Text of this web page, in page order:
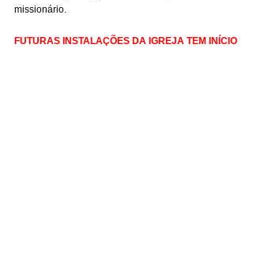
missionário.
FUTURAS INSTALAÇÕES DA IGREJA TEM INÍCIO